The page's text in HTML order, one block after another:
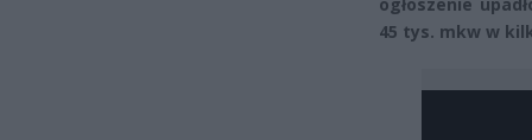
45 tys. mkw w